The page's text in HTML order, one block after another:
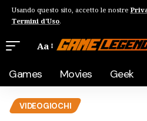
Usando questo sito, accetto le nostre
Termini d'Uso.
Aa
Games Movies Geek
VIDEOGIOCHI